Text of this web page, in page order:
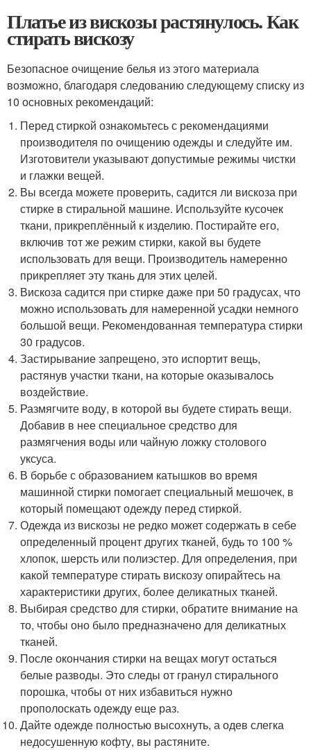
Платье из вискозы растянулось. Как
стирать вискозу
Безопасное очищение белья из этого материала
возможно, благодаря следованию следующему списку из
10 основных рекомендаций:
Перед стиркой ознакомьтесь с рекомендациями
производителя по очищению одежды и следуйте им.
Изготовители указывают допустимые режимы чистки
и глажки вещей.
Вы всегда можете проверить, садится ли вискоза при
стирке в стиральной машине. Используйте кусочек
ткани, прикреплённый к изделию. Постирайте его,
включив тот же режим стирки, какой вы будете
использовать для вещи. Производитель намеренно
прикрепляет эту ткань для этих целей.
Вискоза садится при стирке даже при 50 градусах, что
можно использовать для намеренной усадки немного
большой вещи. Рекомендованная температура стирки
30 градусов.
Застирывание запрещено, это испортит вещь,
растянув участки ткани, на которые оказывалось
воздействие.
Размягчите воду, в которой вы будете стирать вещи.
Добавив в нее специальное средство для
размягчения воды или чайную ложку столового
уксуса.
В борьбе с образованием катышков во время
машинной стирки помогает специальный мешочек, в
который помещают одежду перед стиркой.
Одежда из вискозы не редко может содержать в себе
определенный процент других тканей, будь то 100 %
хлопок, шерсть или полиэстер. Для определения, при
какой температуре стирать вискозу опирайтесь на
характеристики других, более деликатных тканей.
Выбирая средство для стирки, обратите внимание на
то, чтобы оно было предназначено для деликатных
тканей.
После окончания стирки на вещах могут остаться
белые разводы. Это следы от гранул стирального
порошка, чтобы от них избавиться нужно
прополоскать одежду еще раз.
Дайте одежде полностью высохнуть, а одев слегка
недосушенную кофту, вы растяните.